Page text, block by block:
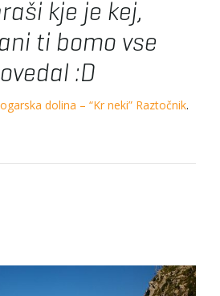
kje je kej,
ti bomo vse
:D
dolina – “Kr neki” Raztočnik.